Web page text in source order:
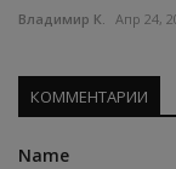
Владимир К. Апр 24,
КОММЕНТАРИИ
Name